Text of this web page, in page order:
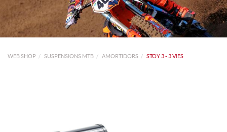
WEB SHOP SUSPENSIONS MTB AMORTIDORS STOY 3 - 3 VIES